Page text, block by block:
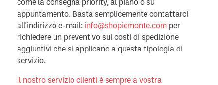
come la consegna priority, al piano o su
appuntamento. Basta semplicemente contattarci
all'indirizzo e-mail: info@shopiemonte.com per
richiedere un preventivo sui costi di spedizione
aggiuntivi che si applicano a questa tipologia di
servizio.
Il nostro servizio clienti è sempre a vostra